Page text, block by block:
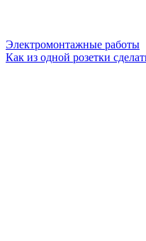
Электромонтажные работы
Как из одной розетки